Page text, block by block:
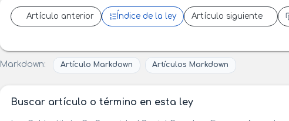
Artículo anterior Índice de la ley Artículo siguiente
Markdown: Artículo Markdown Artículos Markdown
Buscar artículo o término en esta ley